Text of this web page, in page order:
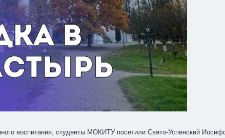
воспитания, студенты МОКИТУ посетили Свято-Успенский